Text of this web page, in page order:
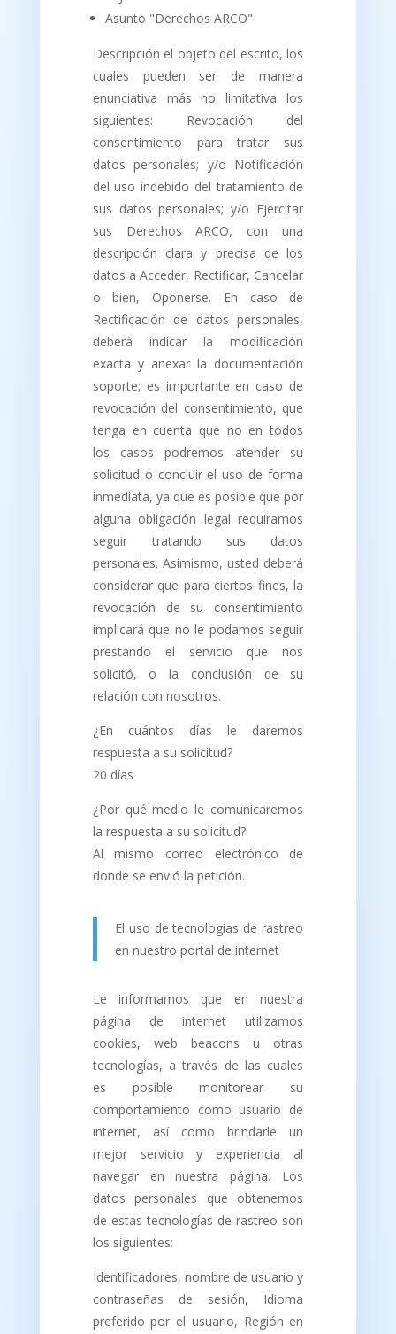
Asunto "Derechos ARCO"
Descripción el objeto del escrito, los
cuales pueden ser de manera
enunciativa más no limitativa los
siguientes: Revocación del
consentimiento para tratar sus
datos personales; y/o Notificación
del uso indebido del tratamiento de
sus datos personales; y/o Ejercitar
sus Derechos ARCO, con una
descripción clara y precisa de los
datos a Acceder, Rectificar, Cancelar
o bien, Oponerse. En caso de
Rectificación de datos personales,
deberá indicar la modificación
exacta y anexar la documentación
soporte; es importante en caso de
revocación del consentimiento, que
tenga en cuenta que no en todos
los casos podremos atender su
solicitud o concluir el uso de forma
inmediata, ya que es posible que por
alguna obligación legal requiramos
seguir tratando sus datos
personales. Asimismo, usted deberá
considerar que para ciertos fines, la
revocación de su consentimiento
implicará que no le podamos seguir
prestando el servicio que nos
solicitó, o la conclusión de su
relación con nosotros.
¿En cuántos días le daremos
respuesta a su solicitud?
20 días
¿Por qué medio le comunicaremos
la respuesta a su solicitud?
Al mismo correo electrónico de
donde se envió la petición.
El uso de tecnologías de rastreo
en nuestro portal de internet
Le informamos que en nuestra
página de internet utilizamos
cookies, web beacons u otras
tecnologías, a través de las cuales
es posible monitorear su
comportamiento como usuario de
internet, así como brindarle un
mejor servicio y experiencia al
navegar en nuestra página. Los
datos personales que obtenemos
de estas tecnologías de rastreo son
los siguientes:
Identificadores, nombre de usuario y
contraseñas de sesión, Idioma
preferido por el usuario, Región en